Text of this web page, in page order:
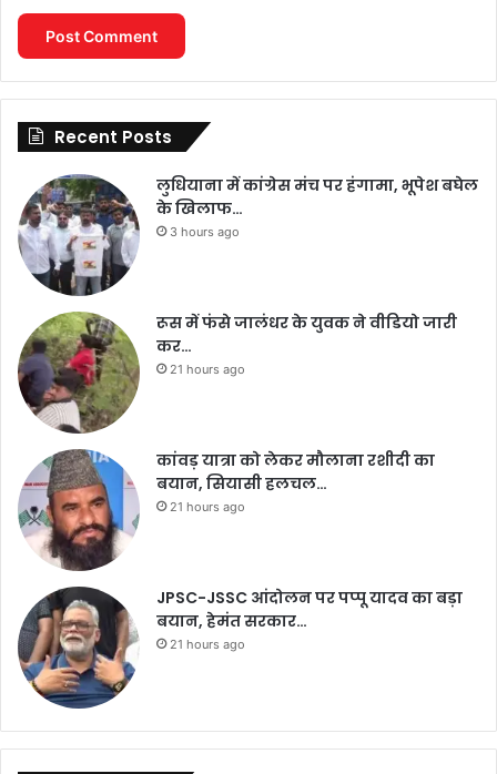
Recent Posts
लुधियाना में कांग्रेस मंच पर हंगामा, भूपेश बघेल
के खिलाफ…
3 hours ago
रूस में फंसे जालंधर के युवक ने वीडियो जारी
कर…
21 hours ago
कांवड़ यात्रा को लेकर मौलाना रशीदी का
बयान, सियासी हलचल…
21 hours ago
JPSC-JSSC आंदोलन पर पप्पू यादव का बड़ा
बयान, हेमंत सरकार…
21 hours ago